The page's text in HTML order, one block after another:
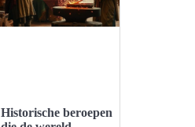
Historische beroepen